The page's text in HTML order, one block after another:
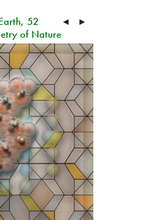
52
of Nature
◄ ►